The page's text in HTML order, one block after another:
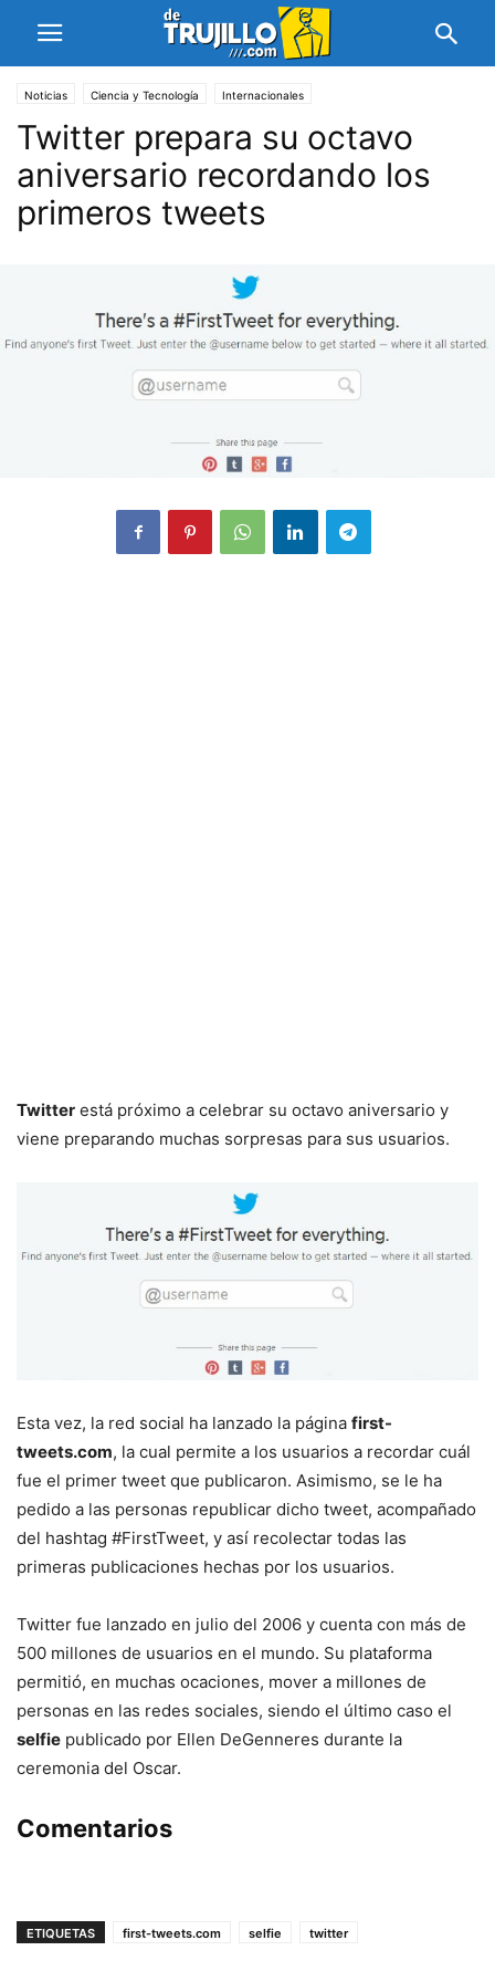
Noticias Ciencia y Tecnología Internacionales
Twitter prepara su octavo
aniversario recordando los
primeros tweets
Twitter está próximo a celebrar su octavo aniversario y
viene preparando muchas sorpresas para sus usuarios.
Esta vez, la red social ha lanzado la página first-
tweets.com, la cual permite a los usuarios a recordar cuál
fue el primer tweet que publicaron. Asimismo, se le ha
pedido a las personas republicar dicho tweet, acompañado
del hashtag #FirstTweet, y así recolectar todas las
primeras publicaciones hechas por los usuarios.
Twitter fue lanzado en julio del 2006 y cuenta con más de
500 millones de usuarios en el mundo. Su plataforma
permitió, en muchas ocaciones, mover a millones de
personas en las redes sociales, siendo el último caso el
selfie publicado por Ellen DeGenneres durante la
ceremonia del Oscar.
Comentarios
ETIQUETAS first-tweets.com selfie twitter